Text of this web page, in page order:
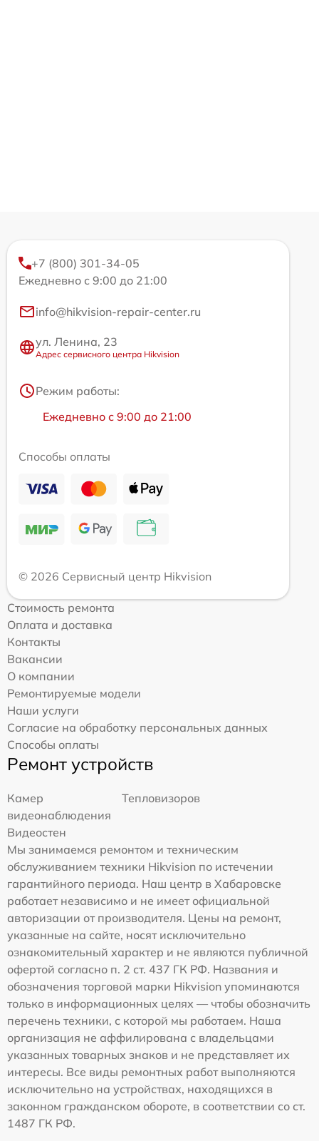
+7 (800) 301-34-05
Ежедневно с 9:00 до 21:00
info@hikvision-repair-center.ru
ул. Ленина, 23
Адрес сервисного центра Hikvision
Режим работы:
Ежедневно с 9:00 до 21:00
Способы оплаты
© 2026 Сервисный центр Hikvision
Стоимость ремонта
Оплата и доставка
Контакты
Вакансии
О компании
Ремонтируемые модели
Наши услуги
Согласие на обработку персональных данных
Способы оплаты
Ремонт устройств
Камер
видеонаблюдения
Тепловизоров
Видеостен
Мы занимаемся ремонтом и техническим
обслуживанием техники Hikvision по истечении
гарантийного периода. Наш центр в Хабаровске
работает независимо и не имеет официальной
авторизации от производителя. Цены на ремонт,
указанные на сайте, носят исключительно
ознакомительный характер и не являются публичной
офертой согласно п. 2 ст. 437 ГК РФ. Названия и
обозначения торговой марки Hikvision упоминаются
только в информационных целях — чтобы обозначить
перечень техники, с которой мы работаем. Наша
организация не аффилирована с владельцами
указанных товарных знаков и не представляет их
интересы. Все виды ремонтных работ выполняются
исключительно на устройствах, находящихся в
законном гражданском обороте, в соответствии со ст.
1487 ГК РФ.